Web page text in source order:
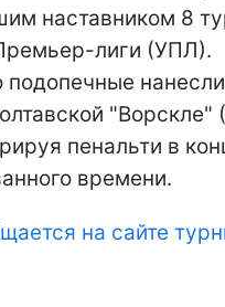
наставником 8
лиги (УПЛ).
подопечные нанесли
"Ворскле"
пенальти в
времени.
на сайте